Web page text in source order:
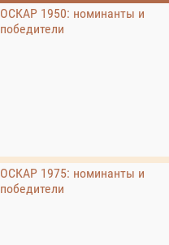
ОСКАР 1950: номинанты и
победители
ОСКАР 1975: номинанты и
победители